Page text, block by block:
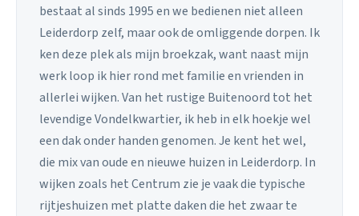
bestaat al sinds 1995 en we bedienen niet alleen
Leiderdorp zelf, maar ook de omliggende dorpen. Ik
ken deze plek als mijn broekzak, want naast mijn
werk loop ik hier rond met familie en vrienden in
allerlei wijken. Van het rustige Buitenoord tot het
levendige Vondelkwartier, ik heb in elk hoekje wel
een dak onder handen genomen. Je kent het wel,
die mix van oude en nieuwe huizen in Leiderdorp. In
wijken zoals het Centrum zie je vaak die typische
rijtjeshuizen met platte daken die het zwaar te